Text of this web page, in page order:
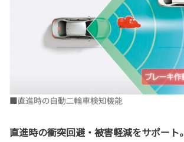
直進時の衝突回避・被害軽減をサポート。